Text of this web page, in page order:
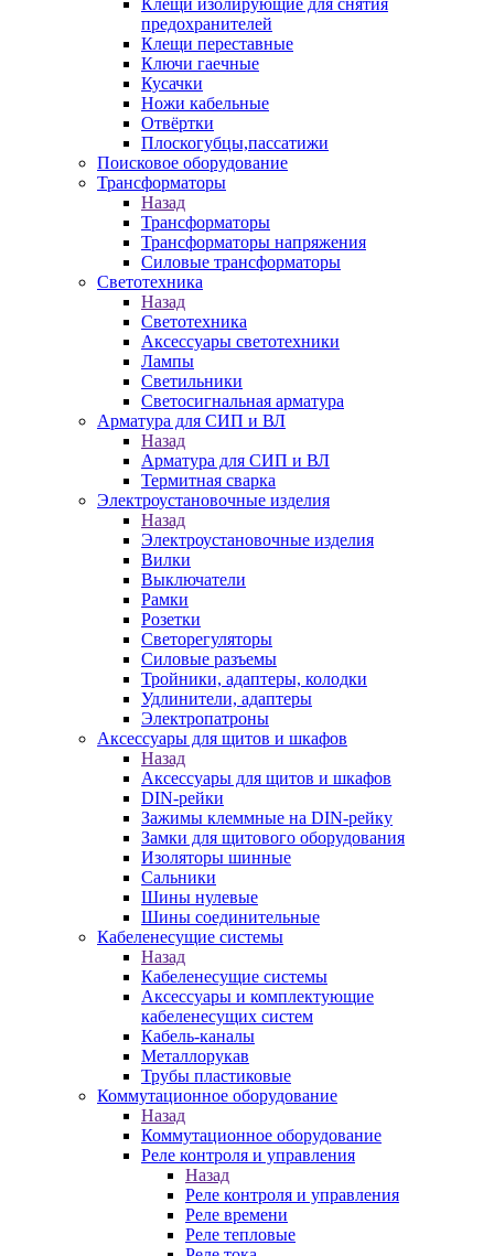
Клещи изолирующие для снятия
предохранителей
Клещи переставные
Ключи гаечные
Кусачки
Ножи кабельные
Отвёртки
Плоскогубцы,пассатижи
Поисковое оборудование
Трансформаторы
Назад
Трансформаторы
Трансформаторы напряжения
Силовые трансформаторы
Светотехника
Назад
Светотехника
Аксессуары светотехники
Лампы
Светильники
Светосигнальная арматура
Арматура для СИП и ВЛ
Назад
Арматура для СИП и ВЛ
Термитная сварка
Электроустановочные изделия
Назад
Электроустановочные изделия
Вилки
Выключатели
Рамки
Розетки
Светорегуляторы
Силовые разъемы
Тройники, адаптеры, колодки
Удлинители, адаптеры
Электропатроны
Аксессуары для щитов и шкафов
Назад
Аксессуары для щитов и шкафов
DIN-рейки
Зажимы клеммные на DIN-рейку
Замки для щитового оборудования
Изоляторы шинные
Сальники
Шины нулевые
Шины соединительные
Кабеленесущие системы
Назад
Кабеленесущие системы
Аксессуары и комплектующие
кабеленесущих систем
Кабель-каналы
Металлорукав
Трубы пластиковые
Коммутационное оборудование
Назад
Коммутационное оборудование
Реле контроля и управления
Назад
Реле контроля и управления
Реле времени
Реле тепловые